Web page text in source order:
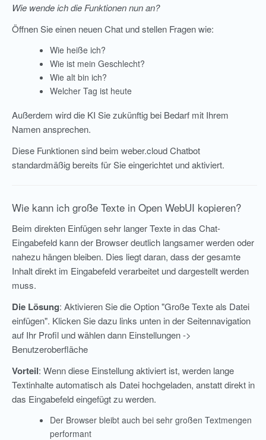
if messages and messages[0].get("role") ==
        else:
        body["messages"] = messages
Wie wende ich die Funktionen nun an?
Öffnen Sie einen neuen Chat und stellen Fragen wie:
Wie heiße ich?
Wie ist mein Geschlecht?
Wie alt bin ich?
Welcher Tag ist heute
Außerdem wird die KI Sie zukünftig bei Bedarf mit Ihrem
Namen ansprechen.
Diese Funktionen sind beim weber.cloud Chatbot
standardmäßig bereits für Sie eingerichtet und aktiviert.
Wie kann ich große Texte in Open WebUI kopieren?
Beim direkten Einfügen sehr langer Texte in das Chat-
Eingabefeld kann der Browser deutlich langsamer werden oder
nahezu hängen bleiben. Dies liegt daran, dass der gesamte
Inhalt direkt im Eingabefeld verarbeitet und dargestellt werden
muss.
Die Lösung: Aktivieren Sie die Option "Große Texte als Datei
einfügen". Klicken Sie dazu links unten in der Seitennavigation
auf Ihr Profil und wählen dann Einstellungen ->
Benutzeroberfläche
Vorteil: Wenn diese Einstellung aktiviert ist, werden lange
Textinhalte automatisch als Datei hochgeladen, anstatt direkt in
das Eingabefeld eingefügt zu werden.
Der Browser bleibt auch bei sehr großen Textmengen
performant